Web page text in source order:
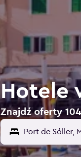
Hotele
Znajdź oferty